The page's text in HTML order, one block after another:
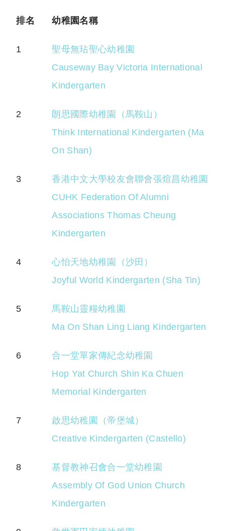
排名 幼稚園名稱
1
聖母無玷聖心幼稚園
Causeway Bay Victoria International
Kindergarten
2
朗思國際幼稚園（馬鞍山）
Think International Kindergarten (Ma
On Shan)
3
香港中文大學校友會聯會張煊昌幼稚園
CUHK Federation Of Alumni
Associations Thomas Cheung
Kindergarten
4
心怡天地幼稚園（沙田）
Joyful World Kindergarten (Sha Tin)
5
馬鞍山靈糧幼稚園
Ma On Shan Ling Liang Kindergarten
6
合一堂單家傳紀念幼稚園
Hop Yat Church Shin Ka Chuen
Memorial Kindergarten
7
啟思幼稚園（帝堡城）
Creative Kindergarten (Castello)
8
基督教神召會合一堂幼稚園
Assembly Of God Union Church
Kindergarten